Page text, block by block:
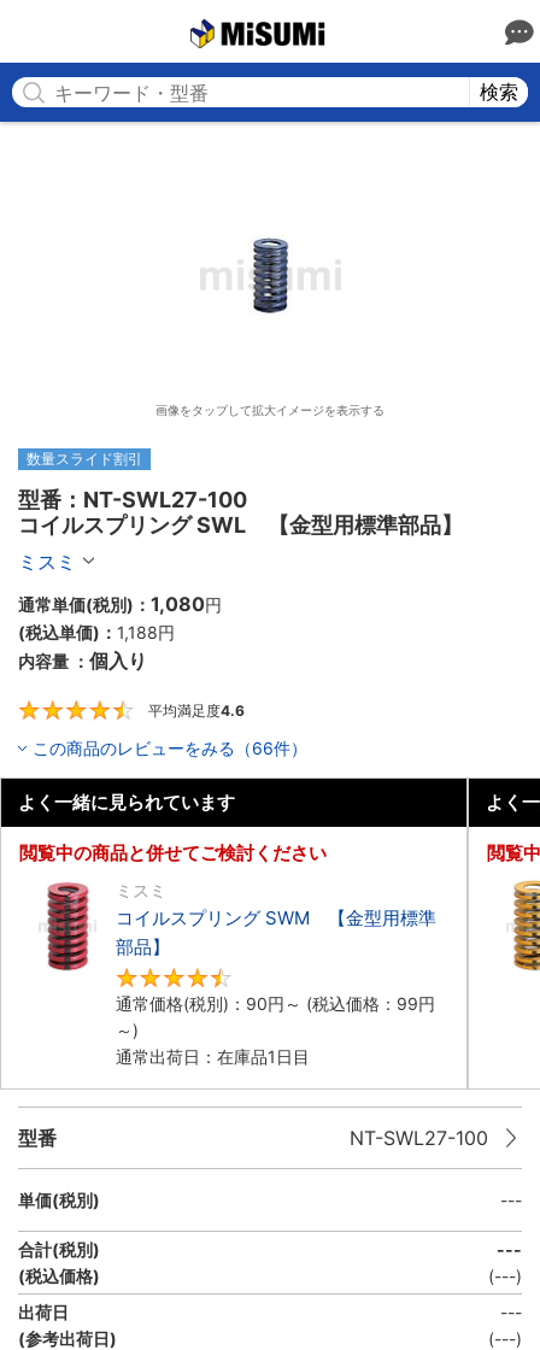
検索
画像をタップして拡大イメージを表示する
数量スライド割引
型番：NT-SWL27-100
コイルスプリング SWL　【金型用標準部品】
ミスミ
通常単価(税別)： 1,080円
(税込単価)： 1,188円
内容量 ： 個入り
平均満足度4.6
この商品のレビューをみる（66件）
よく一緒に見られています
閲覧中の商品と併せてご検討ください
ミスミ
コイルスプリング SWM 【金型用標準
部品】
通常価格(税別)： 90円 ～ (税込価格： 99円
～)
通常出荷日：在庫品1日目
よく
閲覧
型番 NT-SWL27-100
単価(税別) ---
合計(税別)
(税込価格)
---
(---)
出荷日
(参考出荷日)
---
(---)